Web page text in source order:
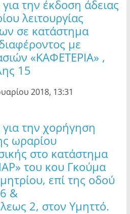
την έκδοση άδειας
λειτουργίας
σε κατάστημα
με
«ΚΑΦΕΤΕΡΙΑ» ,
15
2018, 13:31
την χορήγηση
ωραρίου
στο κατάστημα
του κου Γκούμα
επί της οδού
&
2, στον Υμηττό.